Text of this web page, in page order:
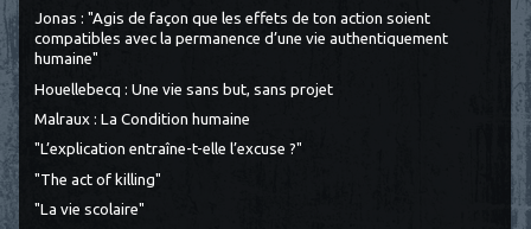
Jonas : "Agis de façon que les effets de ton action soient
compatibles avec la permanence d’une vie authentiquement
humaine"
Houellebecq : Une vie sans but, sans projet
Malraux : La Condition humaine
"L’explication entraîne-t-elle l’excuse ?"
"The act of killing"
"La vie scolaire"